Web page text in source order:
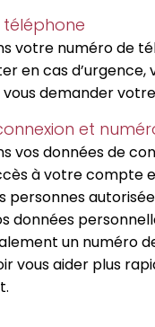
votre numéro de
en cas d’urgence,
demander
et
vos données de
à votre compte
personnes
données
un numéro
vous aider plus